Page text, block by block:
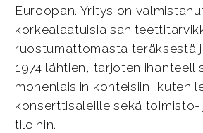
Euroopan. Yritys on
korkealaatuisia
ruostumattomasta teräksestä
1974 lähtien, tarjoten
monenlaisiin kohteisiin, kuten
konserttisaleille sekä toimisto-
tiloihin.